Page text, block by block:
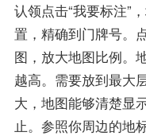
认领点击“我要标注”
置，精确到门牌号。
图，放大地图比例。
越高。需要放到最大
大，地图能够清楚显
止。参照你周边的地